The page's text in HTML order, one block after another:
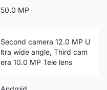
50.0 MP
Second camera 12.0 MP U
ltra wide angle, Third cam
era 10.0 MP Tele lens